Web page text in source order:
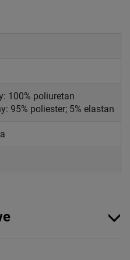
100% poliuretan
95% poliester; 5% elastan